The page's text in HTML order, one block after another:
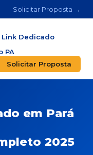
Solicitar Proposta →
Link Dedicado
PA
Solicitar Proposta
em Pará
2025